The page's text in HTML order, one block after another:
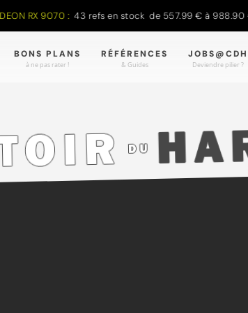
RX 9070 : 43 refs en stock de 557.99 € à 988.90 €
BONS PLANS
à ne pas rater !
RÉFÉRENCES
& Guides
JOBS@CDH
Deviendre pilier ?